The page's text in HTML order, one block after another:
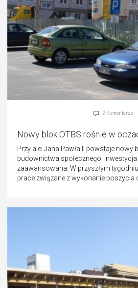
2 Komentarze
Nowy blok OTBS rośnie w
Przy alei Jana Pawła II powstaje nowy
budownictwa społecznego.
zaawansowana. W przyszłym
prace związane z wykonanie poszycia